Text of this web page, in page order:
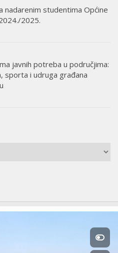
nadarenim studentima Općine
2025.
javnih potreba u područjima:
sporta i udruga građana